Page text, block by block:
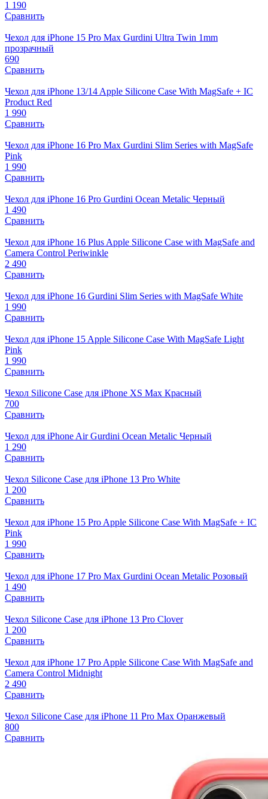
1 190
Сравнить
Чехол для iPhone 15 Pro Мах Gurdini Ultra Twin 1mm
прозрачный
690
Сравнить
Чехол для iPhone 13/14 Apple Silicone Case With MagSafe + IC
Product Red
1 990
Сравнить
Чехол для iPhone 16 Pro Max Gurdini Slim Series with MagSafe
Pink
1 990
Сравнить
Чехол для iPhone 16 Pro Gurdini Ocean Metalic Черный
1 490
Сравнить
Чехол для iPhone 16 Plus Apple Silicone Case with MagSafe and
Camera Control Periwinkle
2 490
Сравнить
Чехол для iPhone 16 Gurdini Slim Series with MagSafe White
1 990
Сравнить
Чехол для iPhone 15 Apple Silicone Case With MagSafe Light
Pink
1 990
Сравнить
Чехол Silicone Case для iPhone XS Max Красный
700
Сравнить
Чехол для iPhone Air Gurdini Ocean Metalic Черный
1 290
Сравнить
Чехол Silicone Case для iPhone 13 Pro White
1 200
Сравнить
Чехол для iPhone 15 Pro Apple Silicone Case With MagSafe + IC
Pink
1 990
Сравнить
Чехол для iPhone 17 Pro Max Gurdini Ocean Metalic Розовый
1 490
Сравнить
Чехол Silicone Case для iPhone 13 Pro Clover
1 200
Сравнить
Чехол для iPhone 17 Pro Apple Silicone Case With MagSafe and
Camera Control Midnight
2 490
Сравнить
Чехол Silicone Case для iPhone 11 Pro Max Оранжевый
800
Сравнить